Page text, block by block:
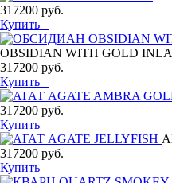
317200 руб.
Купить
OBSIDIAN WITH GOLD
317200 руб.
Купить
317200 руб.
Купить
317200 руб.
Купить